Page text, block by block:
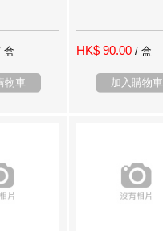
盒
物車
HK$ 90.00 / 盒
加入購物車